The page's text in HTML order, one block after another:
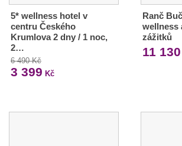
5* wellness hotel v
centru Českého
Krumlova 2 dny / 1 noc,
2…
6 490 Kč
3 399 Kč
Ranč
wellness
zážitků
11 130